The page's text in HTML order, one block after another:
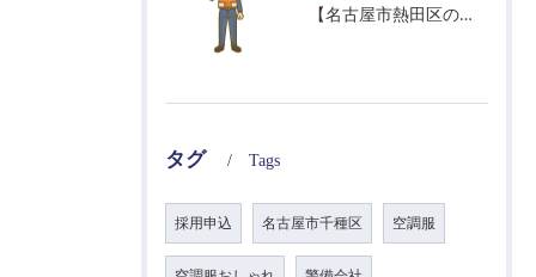
【名古屋市熱田区の警備会社】GWの面接状況について！
タグ Tags
採用申込 名古屋市千種区 空調服